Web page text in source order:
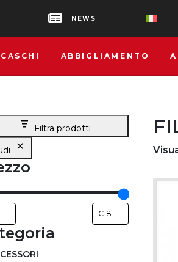
NEWS
CASCHI ABBIGLIAMENTO
Filtra prodotti